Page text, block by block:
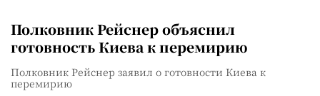
Полковник Рейснер объяснил
готовность Киева к перемирию
Полковник Рейснер заявил о готовности Киева к
перемирию